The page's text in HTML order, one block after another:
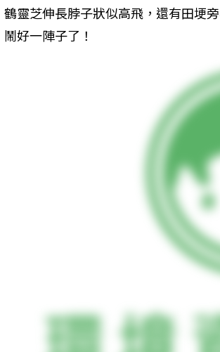
鶴靈芝伸長脖子狀似高飛，還有田埂
鬧好一陣子了！